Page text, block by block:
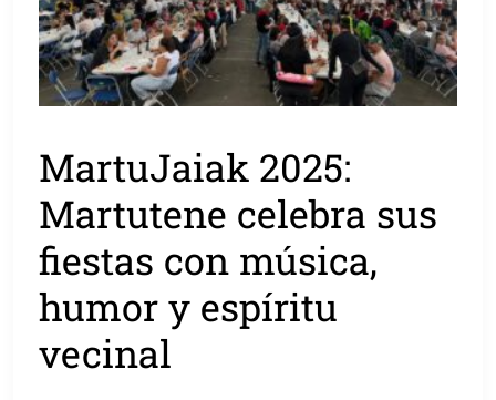
MartuJaiak 2025:
Martutene celebra sus
fiestas con música,
humor y espíritu
vecinal